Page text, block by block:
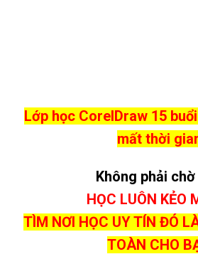
Lớp học CorelDraw 15
mất thời
Không phải
HỌC LUÔN KẺO
TÌM NƠI HỌC UY TÍN ĐÓ
TOÀN CHO